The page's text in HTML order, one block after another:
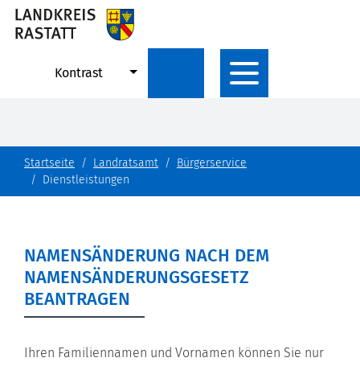
Kontrast
Startseite Landratsamt
Bürgerservice
Dienstleistungen
NAMENSÄNDERUNG NACH DEM
NAMENSÄNDERUNGSGESETZ
BEANTRAGEN
Ihren Familiennamen und Vornamen können Sie nur